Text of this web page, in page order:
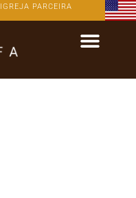
IGREJA PARCEIRA